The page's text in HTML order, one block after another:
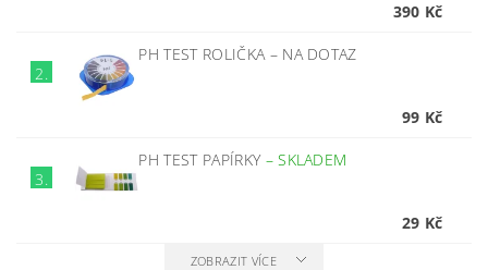
390 Kč
2.
PH TEST ROLIČKA – NA DOTAZ
99 Kč
3.
PH TEST PAPÍRKY –SKLADEM
29 Kč
ZOBRAZIT VÍCE